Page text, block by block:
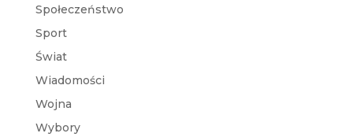
Społeczeństwo
Sport
Świat
Wiadomości
Wojna
Wybory